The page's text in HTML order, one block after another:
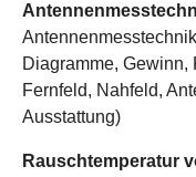
Diagramme,
Fernfeld, Nahfeld,
Ausstattung)
Rauschtemperatur